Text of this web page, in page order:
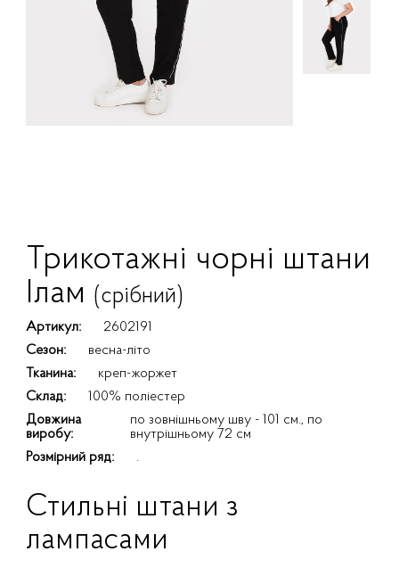
Трикотажні чорні штани
Ілам (срібний)
Артикул:
2602191
Сезон:
весна-літо
Тканина:
креп-жоржет
Склад:
100% поліестер
Довжина
виробу:
по зовнішньому шву - 101 см., по
внутрішньому 72 см
Розмірний ряд:
.
Стильні штани з
лампасами